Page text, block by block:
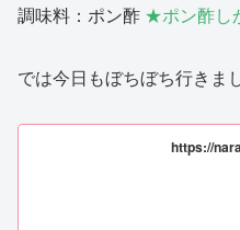
調味料：ポン酢 ★ポン酢し
では今日もぼちぼち行きま
https://